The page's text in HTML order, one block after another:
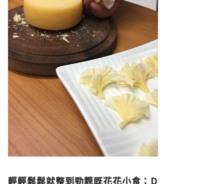
輕輕鬆鬆就整到勁靚既花花小食：D